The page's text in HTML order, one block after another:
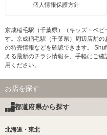
個人情報保護方針
京成稲毛駅（千葉県）（キッズ・ベ
す。京成稲毛駅（千葉県）周辺店舗
の特売情報などを確認できます。
える最新のチラシ情報を、手軽にご
用ください。
お店を探す
都道府県から探す
北海道・東北